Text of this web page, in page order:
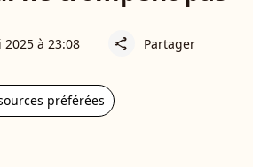
à 23:08 share Partager
préférées